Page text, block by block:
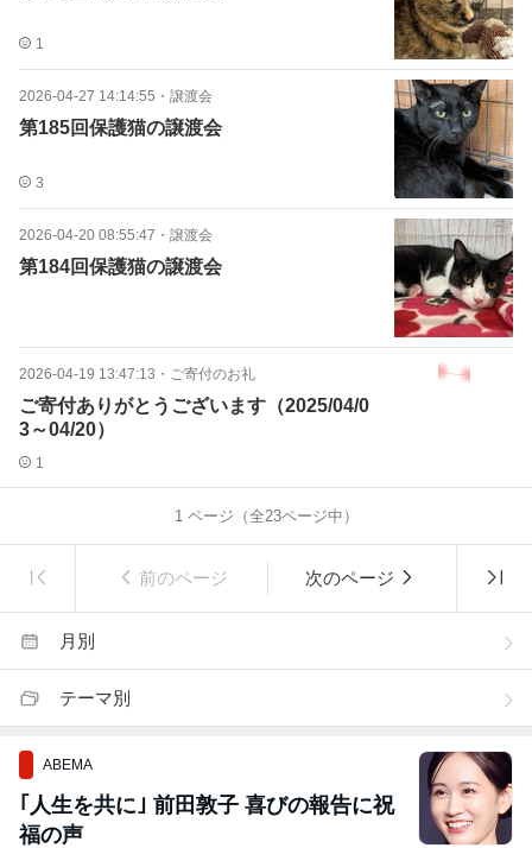
1
2026-04-27 14:14:55 ・ 譲渡会
第185回保護猫の譲渡会
3
2026-04-20 08:55:47 ・ 譲渡会
第184回保護猫の譲渡会
2026-04-19 13:47:13 ・ ご寄付のお礼
ご寄付ありがとうございます（2025/04/0
3～04/20）
1
1ページ（全23ページ中）
前のページ 次のページ
月別
テーマ別
ABEMA
｢人生を共に｣ 前田敦子 喜びの報告に祝
福の声